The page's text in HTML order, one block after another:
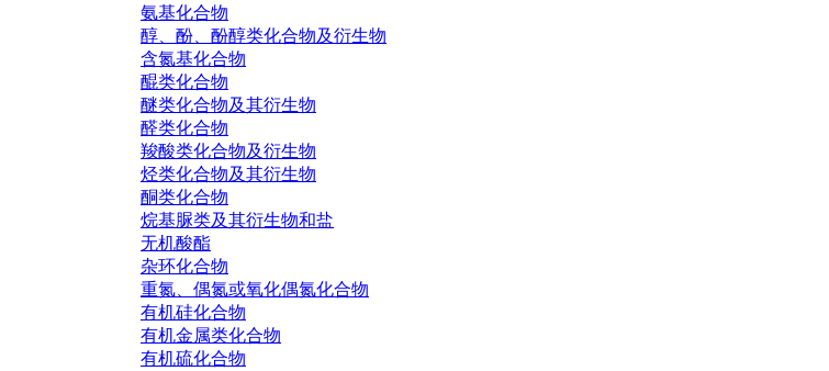
氨基化合物
醇、酚、酚醇类化合物及衍生物
含氮基化合物
醌类化合物
醚类化合物及其衍生物
醛类化合物
羧酸类化合物及衍生物
烃类化合物及其衍生物
酮类化合物
烷基脲类及其衍生物和盐
无机酸酯
杂环化合物
重氮、偶氮或氧化偶氮化合物
有机硅化合物
有机金属类化合物
有机硫化合物